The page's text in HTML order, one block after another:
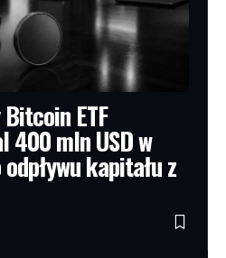
ETF
400 mln USD w
kapitału z